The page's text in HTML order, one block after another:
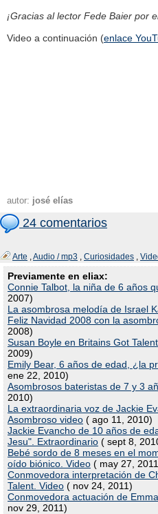
¡Gracias al lector Fede Baier por
Video a continuación (enlace
autor: josé elías
24 comentarios
Arte ,Audio / mp3 , Curiosidades ,
Previamente en eliax:
Connie Talbot, la niña de 6 años
2007)
La asombrosa melodía de Israel
Feliz Navidad 2008 con la
2008)
Susan Boyle en Britains Got
2009)
Emily Bear, 6 años de edad, ¿la
ene 22, 2010)
Asombrosos bateristas de 7 y 3
2010)
La extraordinaria voz de Jackie
Asombroso video ( ago 11, 2010)
Jackie Evancho de 10 años de
Jesu". Extraordinario ( sept 8,
Bebé sordo de 8 meses en el
oído biónico. Video ( may 27,
Conmovedora interpretación de
Talent. Video ( nov 24, 2011)
Conmovedora actuación de
nov 29, 2011)